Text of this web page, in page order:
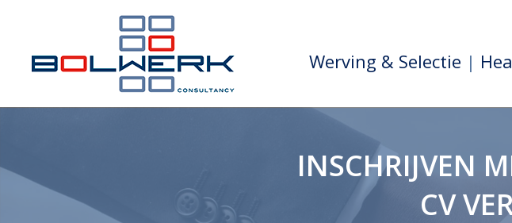
Werving & Selectie |
INSCHRIJVEN
CV